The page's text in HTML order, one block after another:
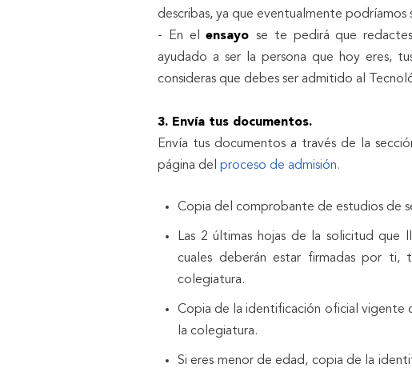
describas, ya que eventualmente
- En elensayo se te pedirá que
ayudado a ser la persona que hoy eres,
consideras que debes ser admitido al
3. Envía tus documentos.
Envía tus documentos a través de la
página del proceso de admisión.
Copia del comprobante de estudios de
Las 2 últimas hojas de la solicitud que
cuales deberán estar firmadas por
colegiatura.
Copia de la identificación oficial
la colegiatura.
Si eres menor de edad, copia de la